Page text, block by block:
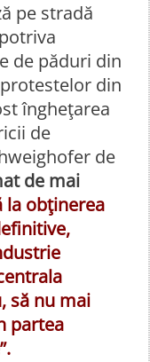
pe stradă
de păduri din
din
îngheţarea
de
de
de mai
la obţinerea
să nu mai
partea